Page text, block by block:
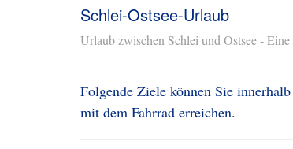
Schlei-Ostsee-Urlaub
Urlaub zwischen Schlei und Ostsee -
Folgende Ziele können Sie
mit dem Fahrrad erreichen.